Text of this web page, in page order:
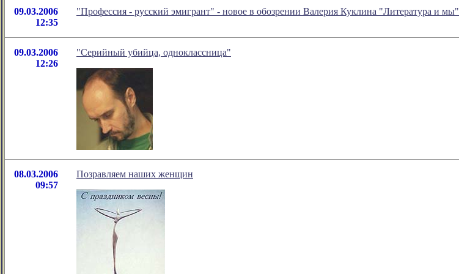
09.03.2006
12:35
"Профессия - русский эмигрант" - новое в обозрении Валерия Куклина "Литература и мы"
09.03.2006
12:26
"Серийный убийца, одноклассница"
08.03.2006
09:57
Позравляем наших женщин